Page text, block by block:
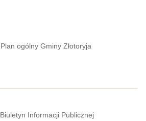
Plan ogólny Gminy Złotoryja
Biuletyn Informacji Publicznej